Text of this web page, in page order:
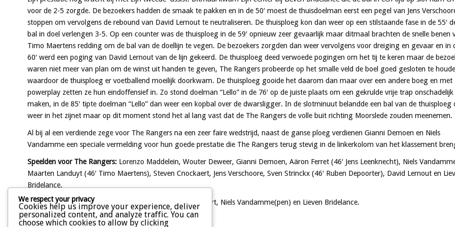
voor de 2-5 zorgde. De bezoekers hadden de smaak te pakken en in de 50′ moest de thuisdoelman eerst een pegel van Jens
stoppen om vervolgens de rebound van David Lernout te neutraliseren. De thuisploeg kon dan weer op een stilstaande fase in de 55′
bal in doel verlengen 3-5. Op een counter was de thuisploeg in de 59′ opnieuw zeer gevaarlijk maar ditmaal brachten de snelle benen
Timo Maertens redding om de bal van de doellijn te vegen. De bezoekers zorgden dan weer vervolgens voor dreiging en gevaar en in
60′ werd een poging van David Lernout van de lijn gekeerd. De thuisploeg deed verwoede pogingen om het tij te keren maar de
waren niet meer van plan om de winst uit handen te geven, The Rangers probeerde op het smalle veld de boel goed gesloten te
waardoor de thuisploeg er voetballend moeilijk doorkwam. De thuisploeg gooide het daarom dan maar over een andere boeg en met
powerplay zetten ze hun eindoffensief in. Zo stond doelman “Lello” in de 76′ op de juiste plaats om een gekrulde vrije trap onschadelijk
maken, in de 85′ tipte doelman “Lello” dan weer een kopbal over de dwarsligger. In de slotminuut belandde een bal van de thuisploeg
weer in het zijnet maar op dit moment stond het al lang vast dat de The Rangers de volle buit richting Moorslede zouden meenemen.
Al bij al een verdiende zege voor The Rangers na een zeer faire wedstrijd, naast de ganse ploeg verdienen Gianni Demoen en Niels
Vandamme een speciale vermelding voor hun goede prestatie die The Rangers terug stevig in de linkerkolom van het klassement
Speelden voor The Rangers:Lorenzo Maddelein, Wouter Deweer, Gianni Demoen, Aäron Ferret (46′ Jens Leenknecht), Niels
Maarten Landuyt (46′ Timo Maertens), Steven Cnockaert, Jens Verschoore, Sven Strinckx (46′ Ruben Depoorter), David Lernout en
Bridelance.
Doelpunten:David Lernout, Aäron Ferret, Steven Cnockaert, Niels Vandamme(pen) en Lieven Bridelance.
Gele kaarten:geen.
We respect your privacy
Cookies help us improve your experience, deliver
personalized content, and analyze traffic. You can
choose which cookies to allow by clicking